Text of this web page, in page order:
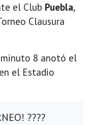
el Club Puebla,
Clausura
8 anotó el
el Estadio
????